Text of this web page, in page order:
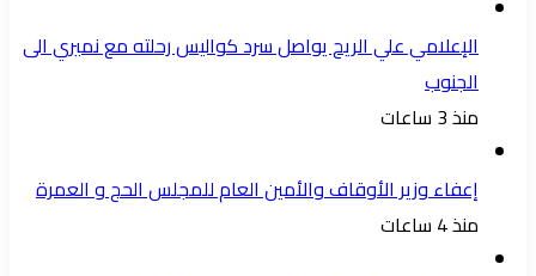
الإعلامي علي الريح يواصل سرد كواليس رحلته مع نميري الى
الجنوب
منذ 3 ساعات
إعفاء وزير الأوقاف والأمين العام للمجلس الحج و العمرة
منذ 4 ساعات